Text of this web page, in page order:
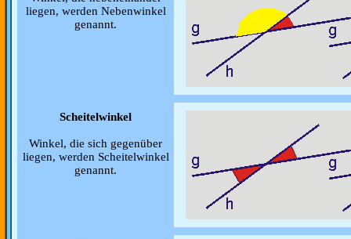
liegen, werden Nebenwinkel
genannt.
Scheitelwinkel
Winkel, die sich gegenüber
liegen, werden Scheitelwinkel
genannt.